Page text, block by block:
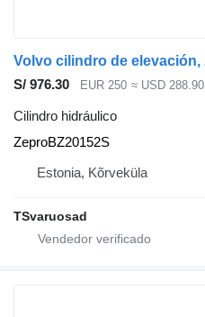
S/ 976.30 EUR 250 ≈ USD 288.90
Cilindro hidráulico
ZeproBZ20152S
Estonia, Kõrveküla
TSvaruosad